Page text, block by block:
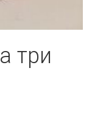
три